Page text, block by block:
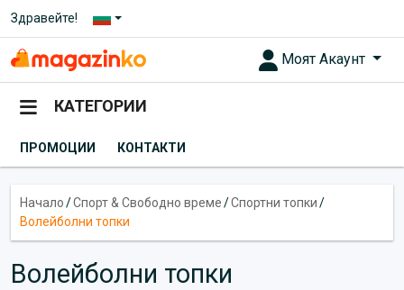
Здравейте!
Моят Акаунт
КАТЕГОРИИ
ПРОМОЦИИ КОНТАКТИ
Начало/Спорт & Свободно време/Спортни топки/
Волейболни топки
Волейболни топки